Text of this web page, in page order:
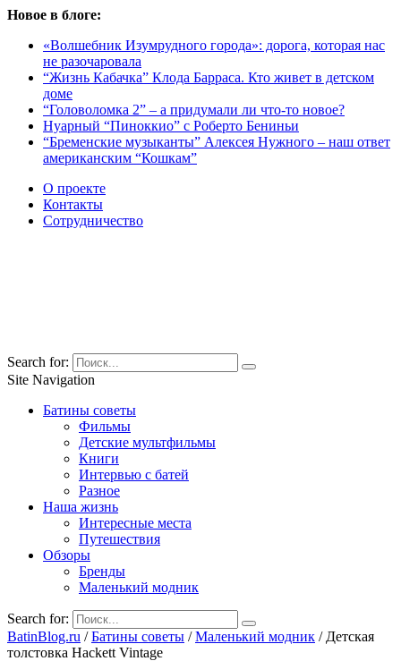
Новое в блоге:
«Волшебник Изумрудного города»: дорога, которая нас
не разочаровала
“Жизнь Кабачка” Клода Барраса. Кто живет в детском
доме
“Головоломка 2” – а придумали ли что-то новое?
Нуарный “Пиноккио” с Роберто Бениньи
“Бременские музыканты” Алексея Нужного – наш ответ
американским “Кошкам”
О проекте
Контакты
Сотрудничество
Search for:
Site Navigation
Батины советы
Фильмы
Детские мультфильмы
Книги
Интервью с батей
Разное
Наша жизнь
Интересные места
Путешествия
Обзоры
Бренды
Маленький модник
Search for:
BatinBlog.ru /Батины советы /Маленький модник / Детская
толстовка Hackett Vintage